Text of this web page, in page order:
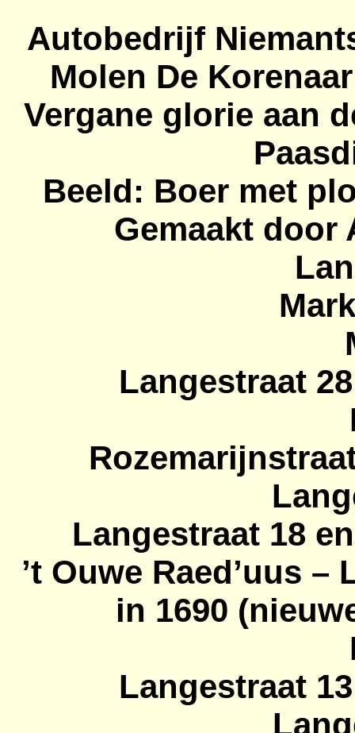
Autobedrijf
Molen De
Vergane glorie aan
Beeld: Boer met
Gemaakt door
Langestraat
Langestraat 18
’t Ouwe Raed’uus –
in 1690
Langestraat